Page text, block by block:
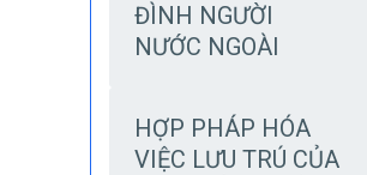
ĐÌNH NGƯỜI
NƯỚC NGOÀI
HỢP PHÁP HÓA
VIỆC LƯU TRÚ CỦA